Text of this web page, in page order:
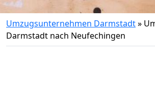
Umzugsunternehmen Darmstadt»
Darmstadt nach Neufechingen